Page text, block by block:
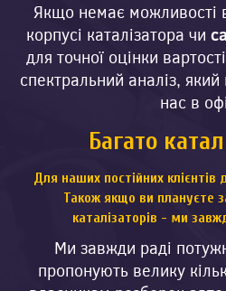
Якщо немає можливості
корпусі каталізатора чи
для точної оцінки
спектральний аналіз,
нас в
Багато
Для наших постійних клієнтів
Також якщо ви плануєте
каталізаторів - ми
Ми завжди раді
пропонують велику